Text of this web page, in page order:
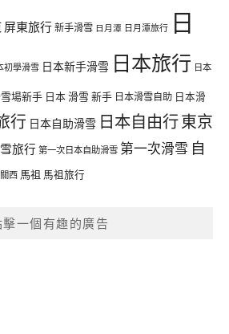
屏東旅行新手滑雪 日月潭 日月潭旅行 日
初學滑雪 日本新手滑雪 日本旅行 日本
場新手 日本 滑雪 新手 日本滑雪自助 日本滑
行 日本自助滑雪 日本自由行東京
旅行 第一次日本自助滑雪 第一次滑雪 自
關西 馬祖 馬祖旅行
擊一個有趣的廣告